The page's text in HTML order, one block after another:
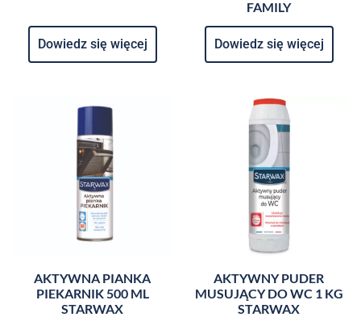
Dowiedz się więcej
FAMILY
Dowiedz się więcej
AKTYWNA PIANKA
PIEKARNIK 500 ML
STARWAX
AKTYWNY PUDER
MUSUJĄCY DO WC 1 KG
STARWAX